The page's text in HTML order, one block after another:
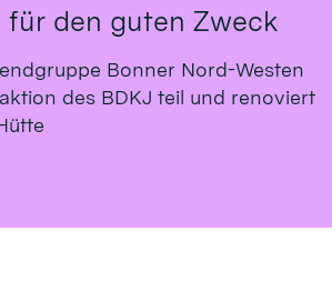
für den guten Zweck
Bonner Nord-Westen
des BDKJ teil und renoviert